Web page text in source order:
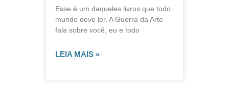
Esse é um daqueles livros que todo
mundo deve ler. A Guerra da Arte
fala sobre você, eu e todo
LEIA MAIS »